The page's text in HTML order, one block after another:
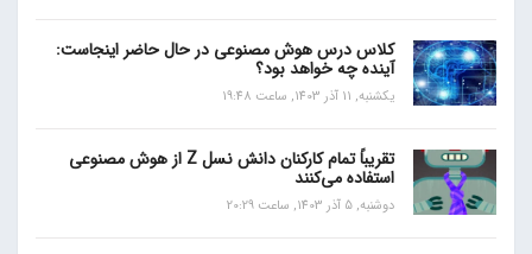
کلاس درس هوش مصنوعی در حال حاضر اینجاست:
آینده چه خواهد بود؟
یکشنبه, 11 آذر 1403, ساعت 19:48
تقریباً تمام کارکنان دانش نسل Z از هوش مصنوعی
استفاده می‌کنند
دوشنبه, 5 آذر 1403, ساعت 20:29